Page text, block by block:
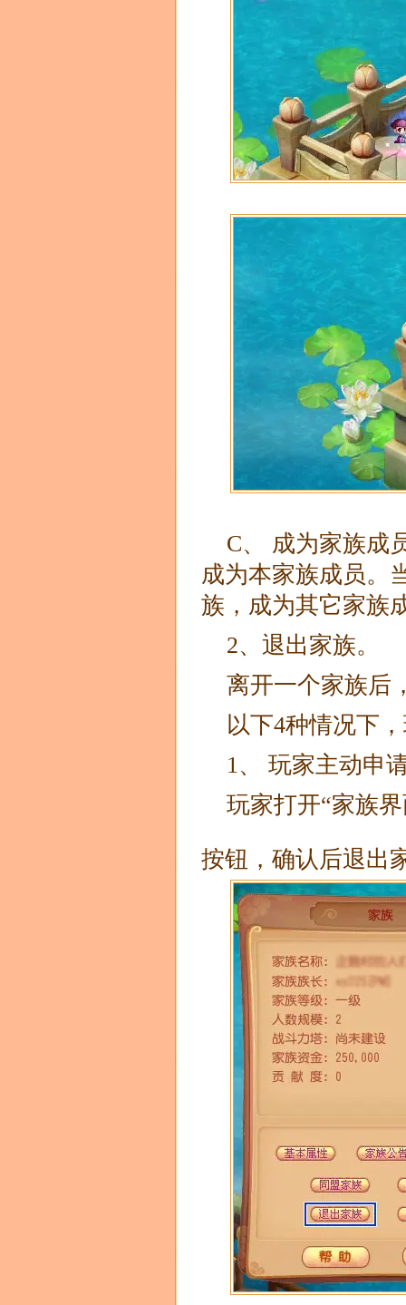
C、 成为家族成
成为本家族成员。
族，成为其它家
2、退出家族。
离开一个家族后
以下4种情况下
1、 玩家主动申
玩家打开“家族
按钮，确认后退出